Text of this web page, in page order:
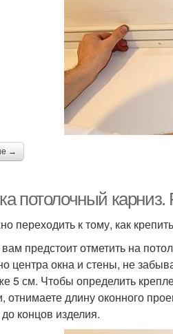
→
потолочный
переходить к тому, как
предстоит отметить на
центра окна и стены, не
5 см. Чтобы определить
отнимаете длину оконного
концов изделия.